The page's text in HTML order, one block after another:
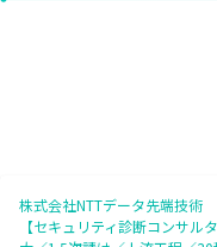
株式会社NTTデータ先端技術
【セキュリティ診断コンサル